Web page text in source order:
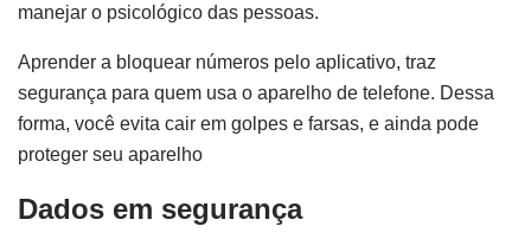
manejar o psicológico das pessoas.
Aprender a bloquear números pelo aplicativo, traz
segurança para quem usa o aparelho de telefone. Dessa
forma, você evita cair em golpes e farsas, e ainda pode
proteger seu aparelho
Dados em segurança